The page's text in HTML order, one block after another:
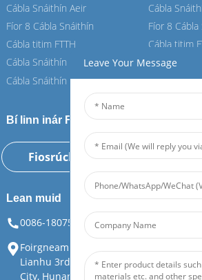
Cábla Snáithín Aeir
Fíor 8 Cábla Snáithín
Cábla titim FTTH
Cábla Snáithín ASU
Cábla Snáithín ADSS
Cábla
Fíor 8
Cábla titim
Cábla
Cábla
Bí linn inár Feiboer
Fiosrúchán Anois
Lean muid
0086-18075108880
Foirgneamh 1, Ard-Mhéara
Lianhu 3rd Road, Tianding Street,
City, Hunan Province
Leave Your Message